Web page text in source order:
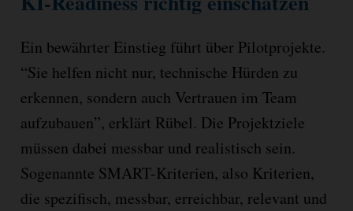
Ein bewährter Einstieg führt über Pilotprojekte.
“Sie helfen nicht nur, technische Hürden zu
erkennen, sondern auch Vertrauen im Team
aufzubauen”, erklärt Rübel. Die Projektziele
müssen dabei messbar und realistisch sein.
Sogenannte SMART-Kriterien, also Kriterien,
die spezifisch, messbar, erreichbar, relevant und